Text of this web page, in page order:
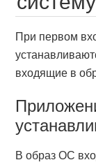
При первом
входящие в
В образ ОС